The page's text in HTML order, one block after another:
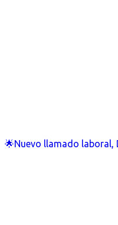
🌟Nuevo llamado laboral,